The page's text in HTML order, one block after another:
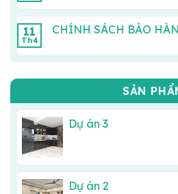
11
Th4
CHÍNH SÁCH BẢO
SẢN
Dự án 3
Dự án 2